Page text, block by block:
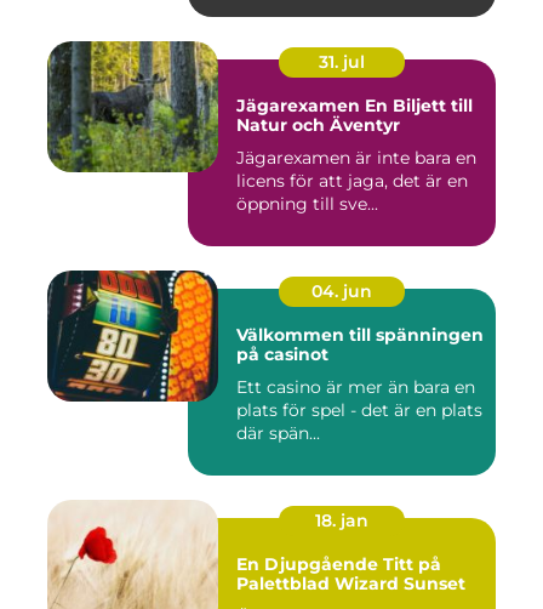
31. jul
Jägarexamen En Biljett till
Natur och Äventyr
Jägarexamen är inte bara en
licens för att jaga, det är en
öppning till sve...
04. jun
Välkommen till spänningen
på casinot
Ett casino är mer än bara en
plats för spel - det är en plats
där spän...
18. jan
En Djupgående Titt på
Palettblad Wizard Sunset